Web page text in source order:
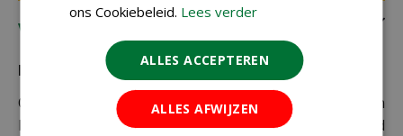
Verzending
Bezorging:
Om uw bestelling goed en veilig bij u thuis te laten
bezorgen maken wij gebruik van PostNL. De levertijd
ons Cookiebeleid. Lees verder
ALLES ACCEPTEREN
ALLES AFWIJZEN